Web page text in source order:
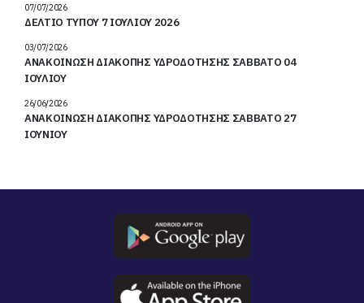
ΔΕΛΤΙΟ ΤΥΠΟΥ 7 ΙΟΥΛΙΟΥ 2026
07/07/2026
ΑΝΑΚΟΙΝΩΣΗ ΔΙΑΚΟΠΗΣ ΥΔΡΟΔΟΤΗΣΗΣ ΣΑΒΒΑΤΟ 04
ΙΟΥΛΙΟΥ
03/07/2026
ΑΝΑΚΟΙΝΩΣΗ ΔΙΑΚΟΠΗΣ ΥΔΡΟΔΟΤΗΣΗΣ ΣΑΒΒΑΤΟ 27
ΙΟΥΝΙΟΥ
26/06/2026